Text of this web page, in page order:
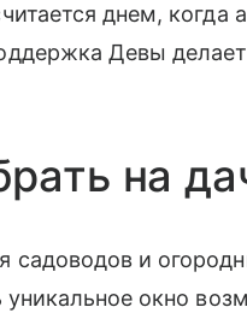
днем, когда
Девы
на
и
уникальное окно